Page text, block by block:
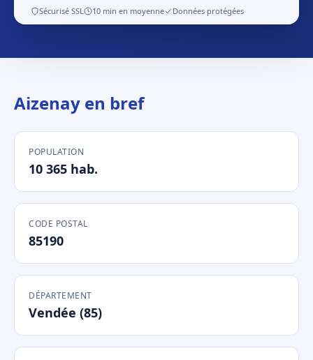
Sécurisé SSL 10 min en moyenne Données protégées
Aizenay en bref
POPULATION
10 365 hab.
CODE POSTAL
85190
DÉPARTEMENT
Vendée (85)